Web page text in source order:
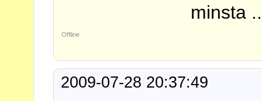
minsta
Offline
2009-07-28 20:37:49